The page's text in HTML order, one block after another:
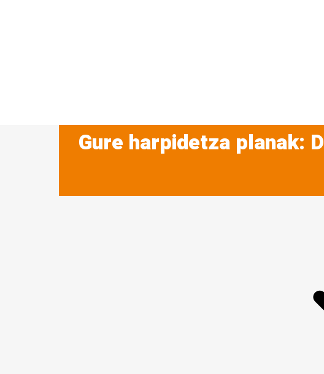
Gure harpidetza planak: